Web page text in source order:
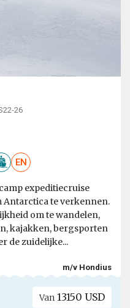
26
EN
expeditiecruise
Antarctica te verkennen.
om te wandelen,
kajakken, bergsporten
de zuidelijke...
m/v Hondius
Van 13150 USD